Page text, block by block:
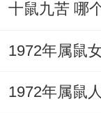
十鼠九苦 哪